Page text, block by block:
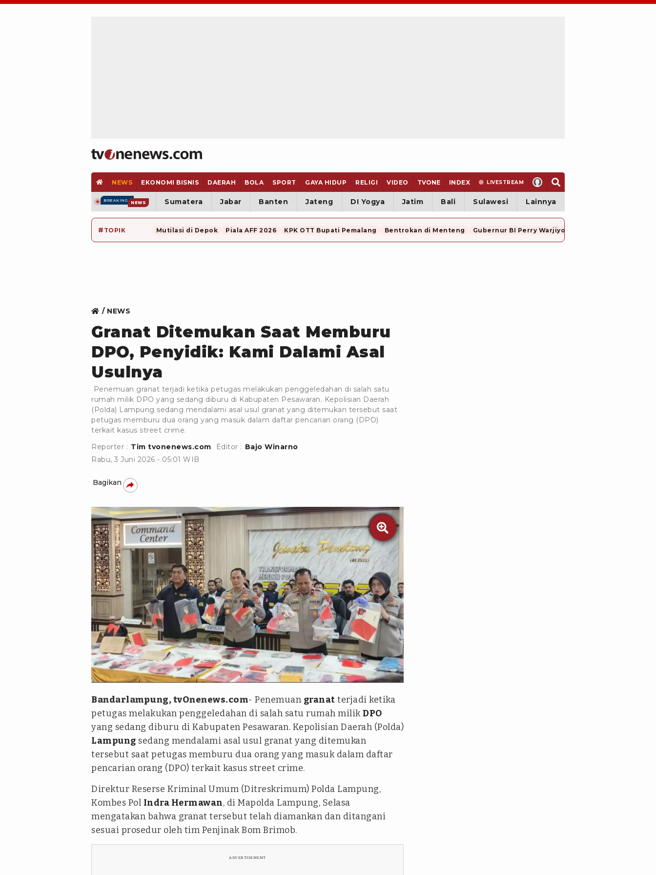
NEWS EKONOMI BISNIS DAERAH BOLA SPORT GAYA HIDUP RELIGI VIDEO TVONE INDEX LIVESTREAM
BREAKING NEWS Sumatera Jabar Banten Jateng DI Yogya Jatim Bali Sulawesi Lainnya
# TOPIK Mutilasi di Depok Piala AFF 2026 KPK OTT Bupati Pemalang Bentrokan di Menteng Gubernur BI Perry Warjiyo Mundur
NEWS
Granat Ditemukan Saat Memburu
DPO, Penyidik: Kami Dalami Asal
Usulnya
Penemuan granat terjadi ketika petugas melakukan penggeledahan di salah satu
rumah milik DPO yang sedang diburu di Kabupaten Pesawaran. Kepolisian Daerah
(Polda) Lampung sedang mendalami asal usul granat yang ditemukan tersebut saat
petugas memburu dua orang yang masuk dalam daftar pencarian orang (DPO)
terkait kasus street crime.
Reporter : Tim tvonenews.com Editor : Bajo Winarno
Rabu, 3 Juni 2026 - 05:01 WIB
Bagikan

ANTARA
Bandarlampung, tvOnenews.com- Penemuan granat terjadi ketika
petugas melakukan penggeledahan di salah satu rumah milikDPO
yang sedang diburu di Kabupaten Pesawaran. Kepolisian Daerah (Polda)
Lampung sedang mendalami asal usul granat yang ditemukan
tersebut saat petugas memburu dua orang yang masuk dalam daftar
pencarian orang (DPO) terkait kasus street crime.
Direktur Reserse Kriminal Umum (Ditreskrimum) Polda Lampung,
Kombes Pol Indra Hermawan, di Mapolda Lampung, Selasa
mengatakan bahwa granat tersebut telah diamankan dan ditangani
sesuai prosedur oleh tim Penjinak Bom Brimob.
ADVERTISEMENT